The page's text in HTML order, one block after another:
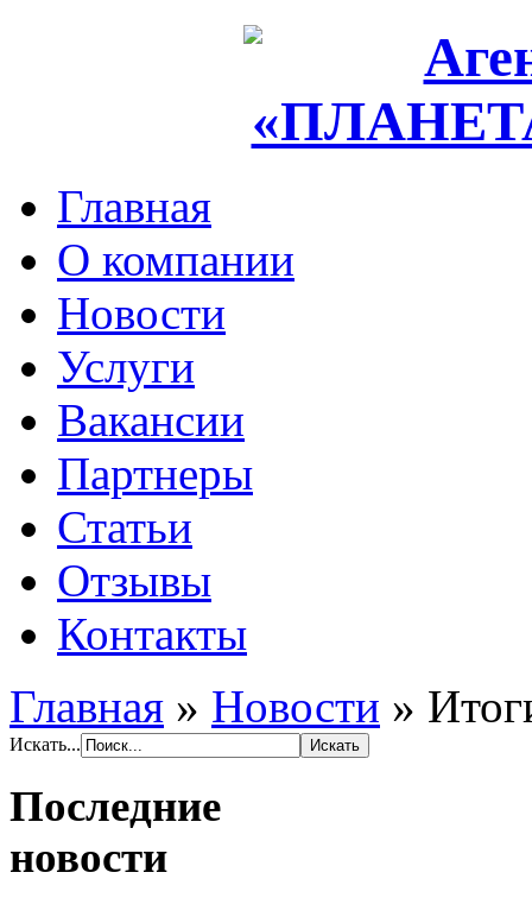
Главная
О компании
Новости
Услуги
Вакансии
Партнеры
Статьи
Отзывы
Контакты
Главная » Новости »
Искать...
Последние
новости